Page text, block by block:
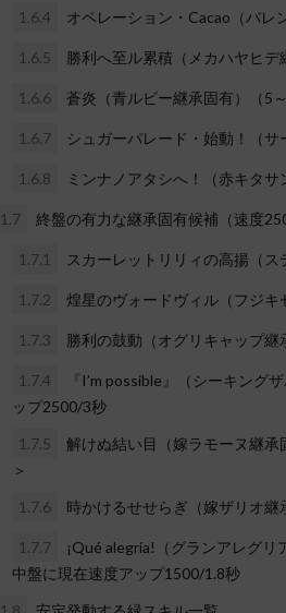
1.6.4 オペレーション・Cacao（バ
1.6.5 勝利へ至ル累積（メカハヤヒ
1.6.6 蒼炎（青ルビー継承固有）（5
1.6.7 シュガーパレード・始動！（
1.6.8 ミンナノアタシへ！（赤キタ
1.7 終盤の有力な継承固有候補（速度
1.7.1 スカーレットリリィの高揚（
1.7.2 煌星のヴォードヴィル（フジ
1.7.3 勝利の鼓動（オグリキャップ
1.7.4
『I’m possible』（シーキング
ップ2500/3秒
1.7.5
解けぬ結い目（嫁ラモーヌ継
＞
1.7.6
時かけるせせらぎ（嫁ザリオ
1.7.7
¡Qué alegría!（グランアレグ
中盤に現在速度アップ1500/1.8秒